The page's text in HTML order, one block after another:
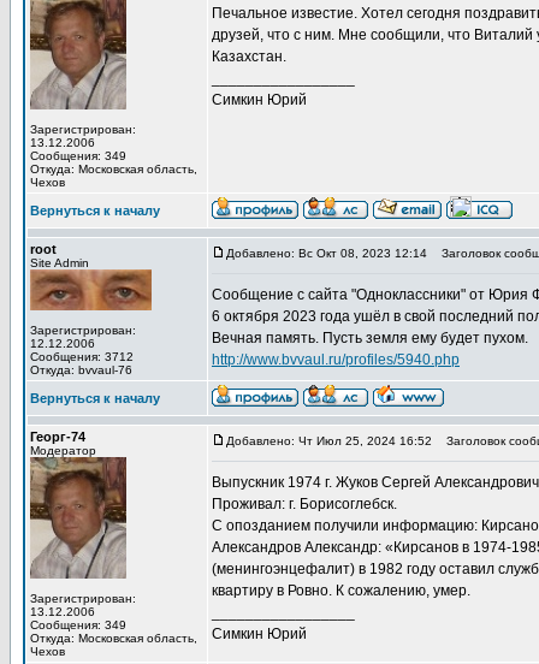
Зарегистрирован:
13.12.2006
Сообщения: 349
Откуда: Московская область,
Чехов
Печальное известие. Хотел сегодня
друзей, что с ним. Мне сообщили, что
Казахстан.
Симкин Юрий
Вернуться к началу
root
Site Admin
Зарегистрирован:
12.12.2006
Сообщения: 3712
Откуда: bvvaul-76
Добавлено: Вс Окт 08, 2023 12:14 Заголовок
Сообщение с сайта "Одноклассники" от Юрия
6 октября 2023 года ушёл в свой последний
Вечная память. Пусть земля ему будет пухом.
http://www.bvvaul.ru/profiles/5940.php
Вернуться к началу
Георг-74
Модератор
Зарегистрирован:
13.12.2006
Сообщения: 349
Откуда: Московская область,
Чехов
Добавлено: Чт Июл 25, 2024 16:52 Заголовок
Выпускник 1974 г. Жуков Сергей
Проживал: г. Борисоглебск.
С опозданием получили информацию:
Александров Александр: «Кирсанов в 1974-
(менингоэнцефалит) в 1982 году оставил
квартиру в Ровно. К сожалению, умер.
Симкин Юрий